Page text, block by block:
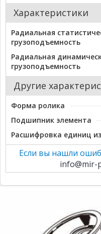
Характеристики
Радиальная
грузоподъемность
Радиальная
грузоподъемность
Другие
Форма ролика
Подшипник элемента
Расшифровка единиц
Если вы нашли
info@mir-